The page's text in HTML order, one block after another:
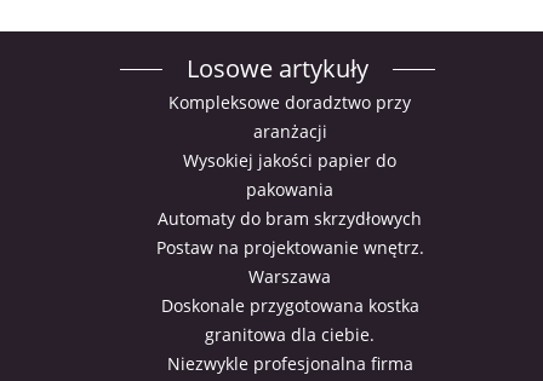
Losowe artykuły
Kompleksowe doradztwo przy
aranżacji
Wysokiej jakości papier do
pakowania
Automaty do bram skrzydłowych
Postaw na projektowanie wnętrz.
Warszawa
Doskonale przygotowana kostka
granitowa dla ciebie.
Niezwykle profesjonalna firma